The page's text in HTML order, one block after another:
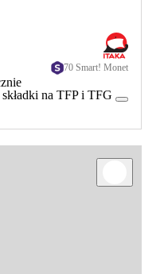
70 Smart! Monet
na TFP i TFG